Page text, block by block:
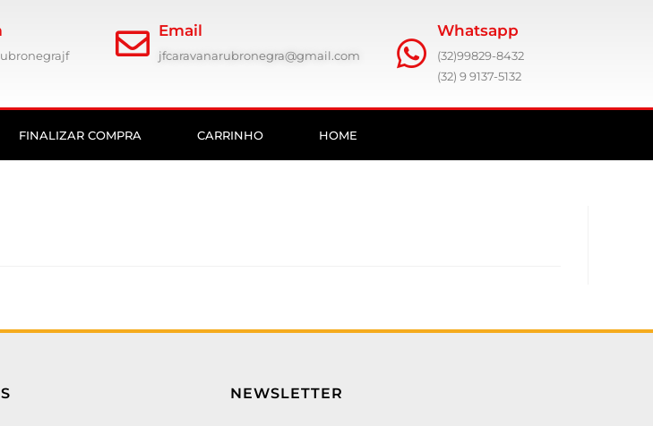
Email
jfcaravanarubronegra@gmail.com
Whatsapp
(32)99829-8432
(32) 9 9137-5132
FINALIZAR COMPRA CARRINHO HOME
NEWSLETTER